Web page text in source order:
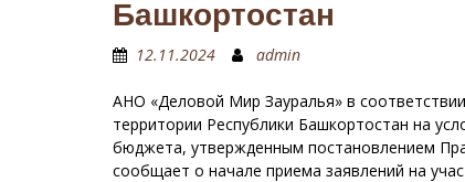
Башкортостан
12.11.2024 admin
АНО «Деловой Мир Зауралья» в
территории Республики Башкортостан на
бюджета, утвержденным постановлением
сообщает о начале приема заявлений на